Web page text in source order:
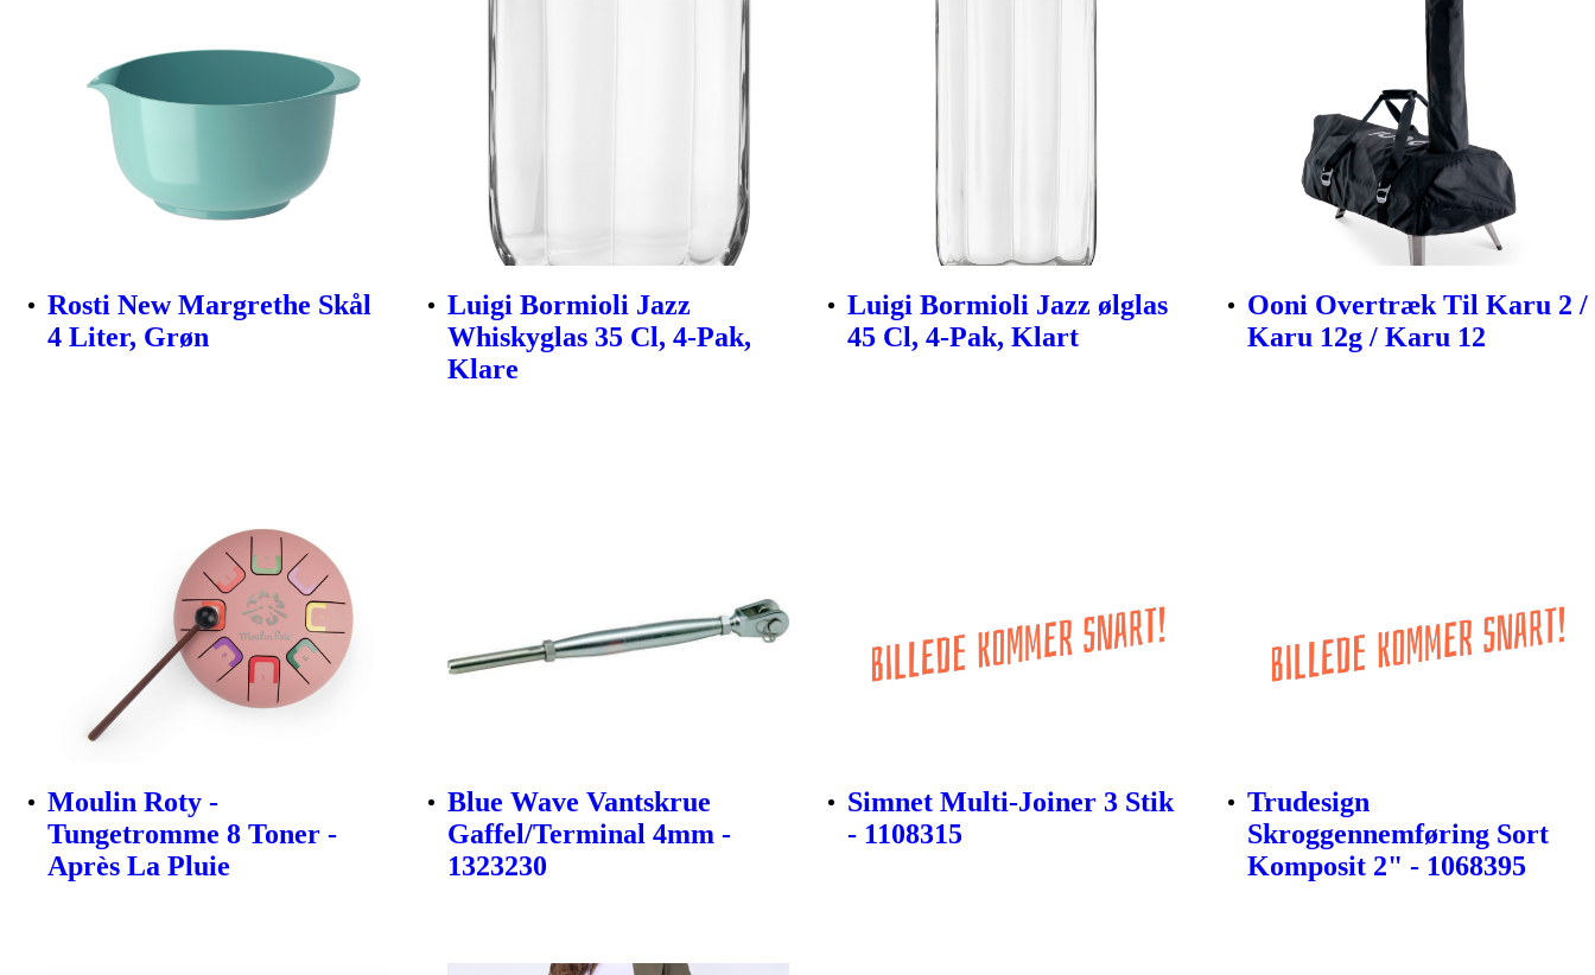
Rosti New Margrethe Skål
4 Liter, Grøn
Luigi Bormioli Jazz
Whiskyglas 35 Cl, 4-Pak,
Klare
Luigi Bormioli Jazz ølglas
45 Cl, 4-Pak, Klart
Ooni Overtræk Til Karu 2 /
Karu 12g / Karu 12
Moulin Roty -
Tungetromme 8 Toner -
Après La Pluie
Blue Wave Vantskrue
Gaffel/Terminal 4mm -
1323230
Simnet Multi-Joiner 3 Stik
- 1108315
Trudesign
Skroggennemføring Sort
Komposit 2" - 1068395